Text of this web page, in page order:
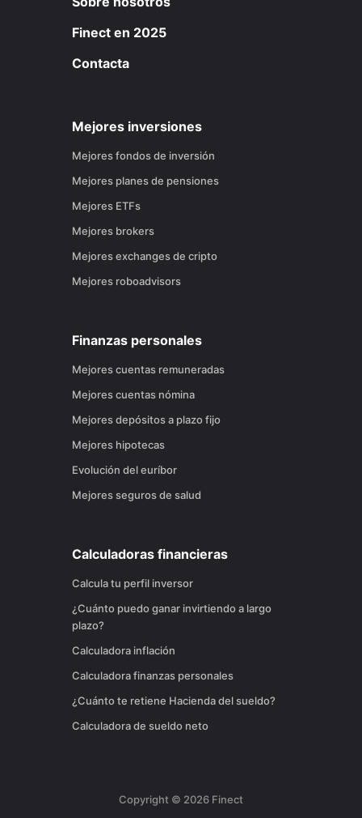
Finect en 2025
Contacta
Mejores inversiones
Mejores fondos de inversión
Mejores planes de pensiones
Mejores ETFs
Mejores brokers
Mejores exchanges de cripto
Mejores roboadvisors
Finanzas personales
Mejores cuentas remuneradas
Mejores cuentas nómina
Mejores depósitos a plazo fijo
Mejores hipotecas
Evolución del euríbor
Mejores seguros de salud
Calculadoras financieras
Calcula tu perfil inversor
¿Cuánto puedo ganar invirtiendo a largo
plazo?
Calculadora inflación
Calculadora finanzas personales
¿Cuánto te retiene Hacienda del sueldo?
Calculadora de sueldo neto
Copyright © 2026 Finect